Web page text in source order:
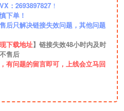
：2693897827 ！
下单！
后只解决链接失效问题，其他问题
下载地址】链接失效48小时内及时
售后
有问题的留言即可，上线会立马回